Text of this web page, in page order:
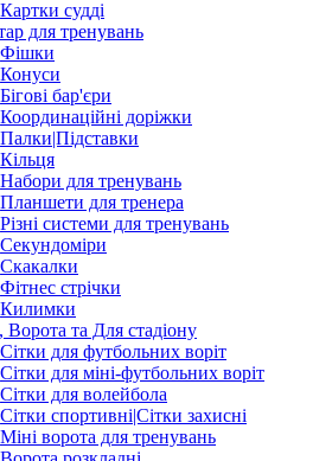
Картки судді
для тренувань
Фішки
Конуси
Бігові бар'єри
Координаційні доріжки
Палки|Підставки
Кільця
Набори для тренувань
Планшети для тренера
Різні системи для тренувань
Секундоміри
Скакалки
Фітнес стрічки
Килимки
Ворота та Для стадіону
Сітки для футбольних воріт
Сітки для міні-футбольних воріт
Сітки для волейбола
Сітки спортивні|Cітки захисні
Міні ворота для тренувань